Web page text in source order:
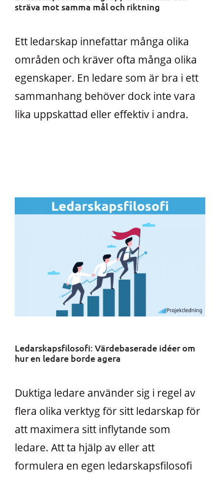
sträva mot samma mål och riktning
Ett ledarskap innefattar många olika
områden och kräver ofta många olika
egenskaper. En ledare som är bra i ett
sammanhang behöver dock inte vara
lika uppskattad eller effektiv i andra.
Ledarskapsfilosofi: Värdebaserade idéer om
hur en ledare borde agera
Duktiga ledare använder sig i regel av
flera olika verktyg för sitt ledarskap för
att maximera sitt inflytande som
ledare. Att ta hjälp av eller att
formulera en egen ledarskapsfilosofi